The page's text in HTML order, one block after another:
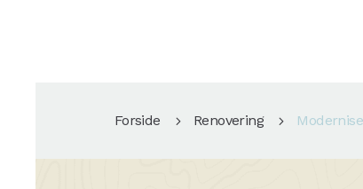
Forside 5 Renovering 5